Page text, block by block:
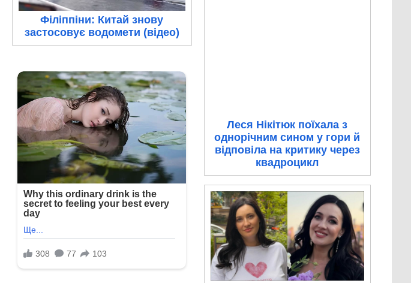
Філіппіни: Китай знову
застосовує водомети (відео)
Леся Нікітюк поїхала з
однорічним сином у гори й
відповіла на критику через
квадроцикл